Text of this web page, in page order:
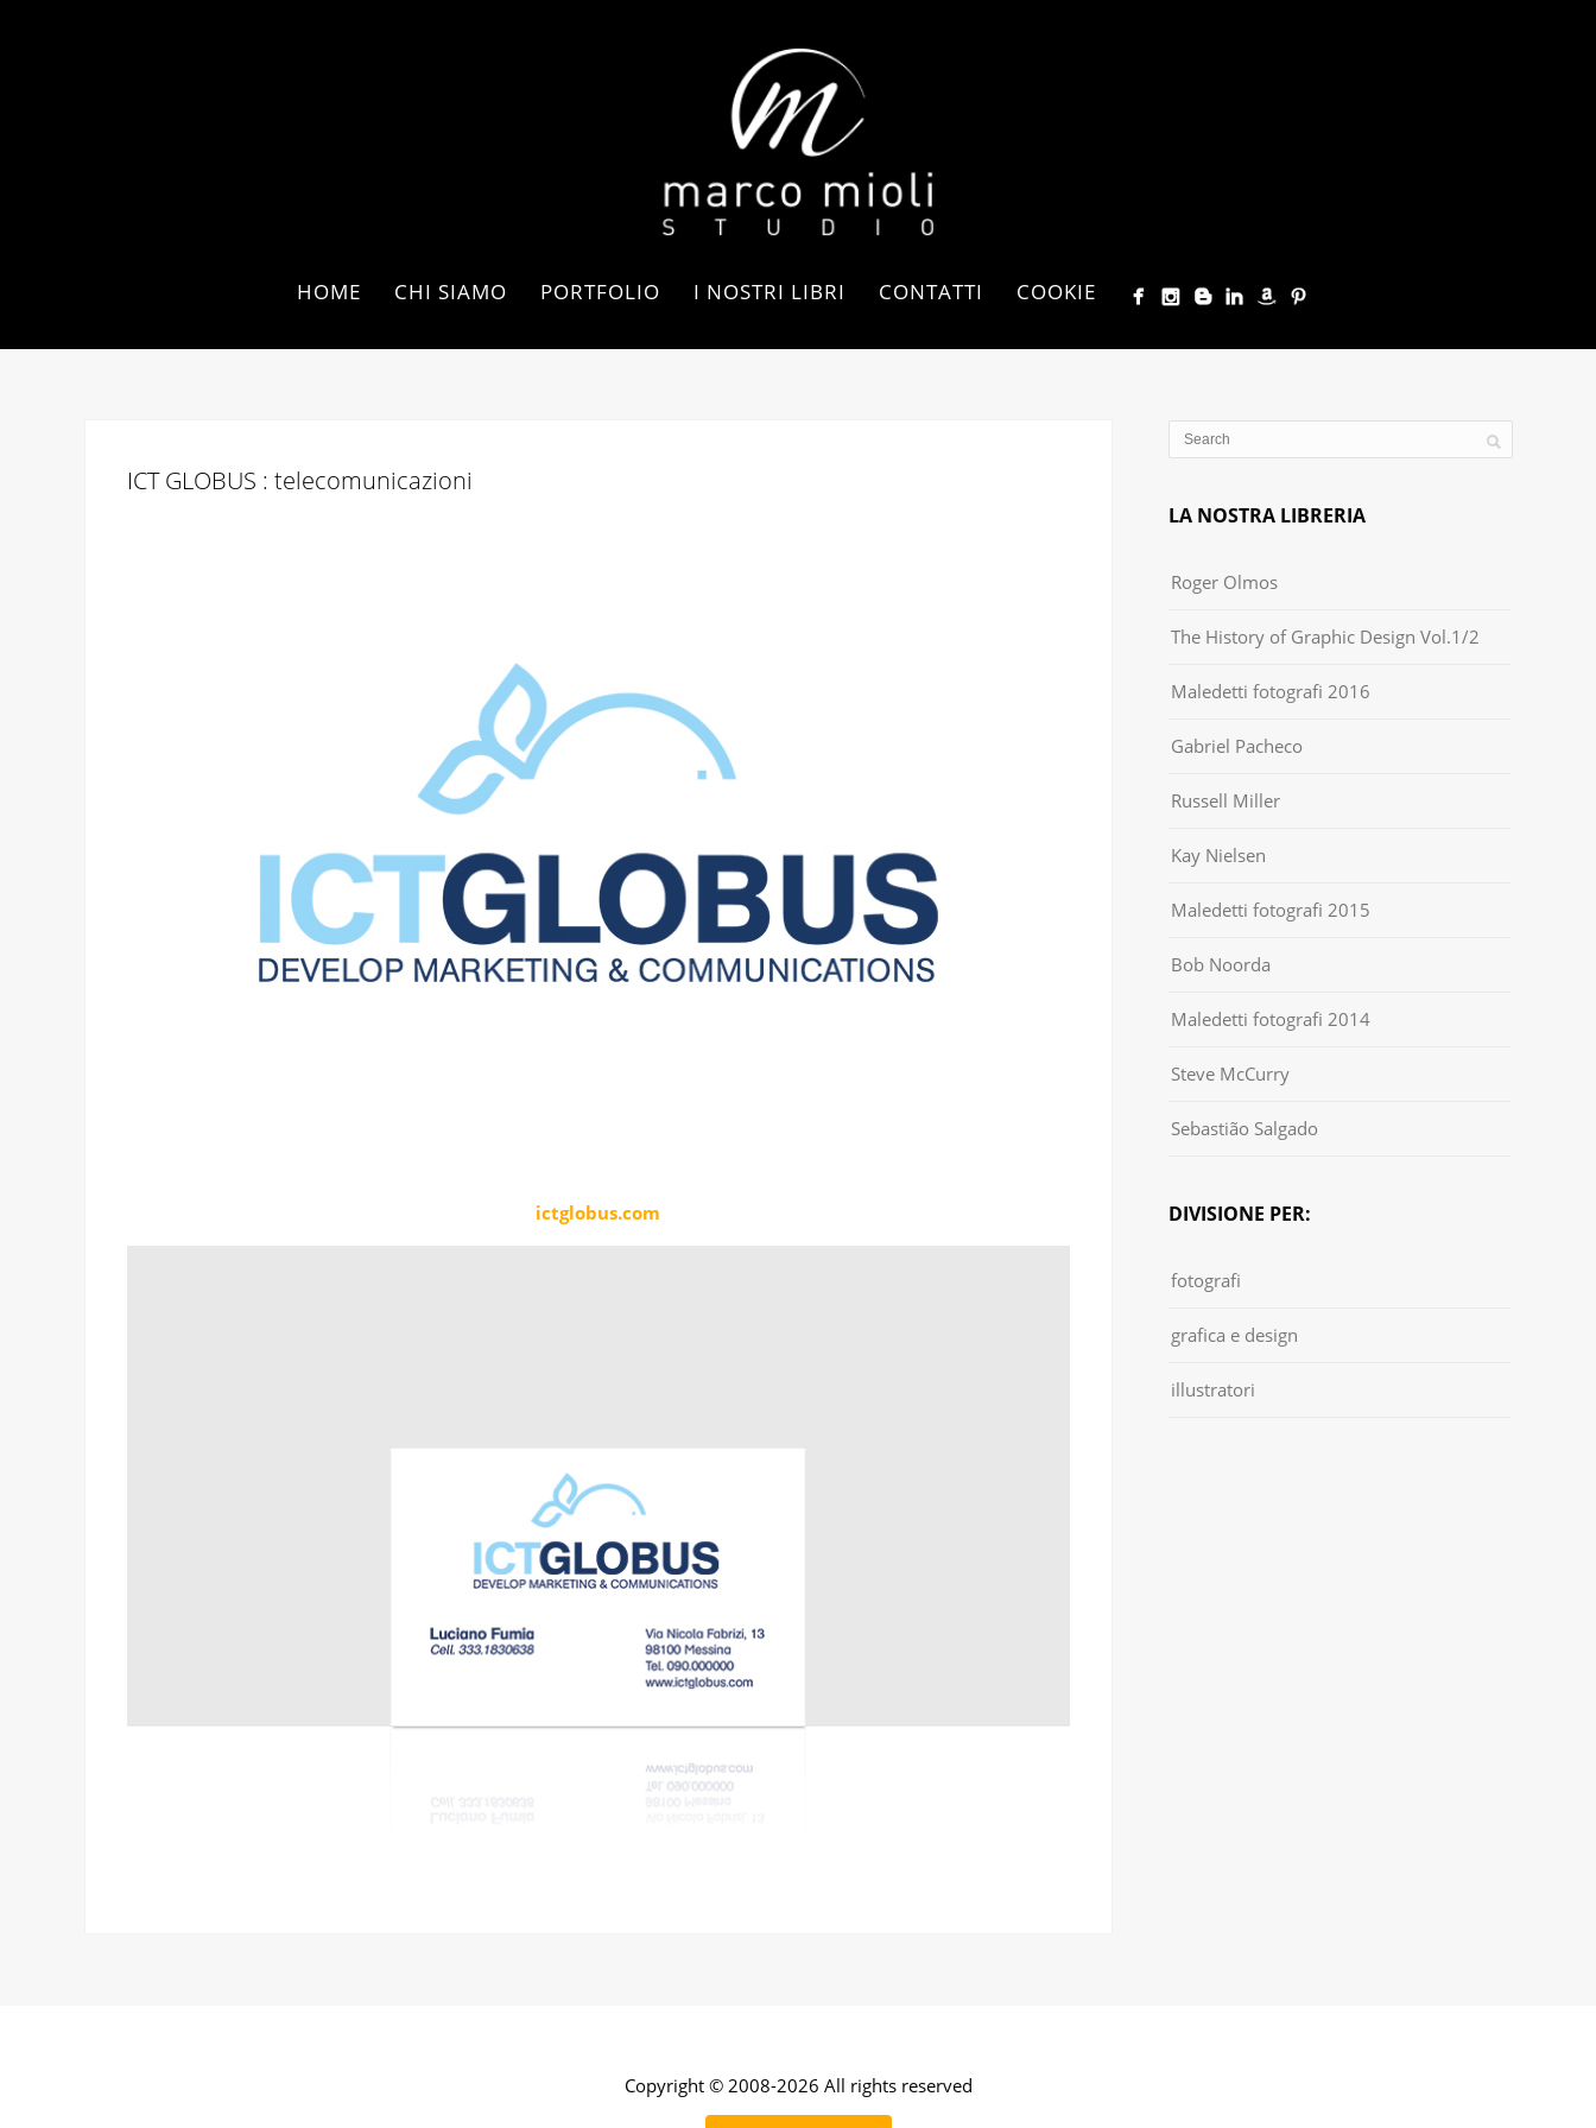
HOME CHI SIAMO PORTFOLIO I NOSTRI LIBRI CONTATTI COOKIE
ICT GLOBUS : telecomunicazioni
ictglobus.com
LA NOSTRA LIBRERIA
Roger Olmos
The History of Graphic Design Vol.1/2
Maledetti fotografi 2016
Gabriel Pacheco
Russell Miller
Kay Nielsen
Maledetti fotografi 2015
Bob Noorda
Maledetti fotografi 2014
Steve McCurry
Sebastião Salgado
DIVISIONE PER:
fotografi
grafica e design
illustratori
Copyright © 2008-2026 All rights reserved